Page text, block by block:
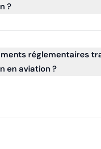
?
réglementaires
en aviation ?